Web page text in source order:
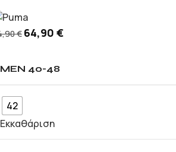
€ 64,90€
MEN 40-48
42
Εκκαθάριση